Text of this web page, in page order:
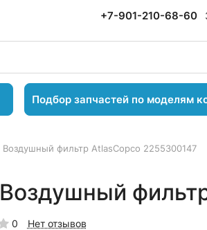
+7-901-210-68-60
Подбор запчастей по моделям
Воздушный фильтр AtlasCopco 2255300147
Воздушный
0 Нет отзывов